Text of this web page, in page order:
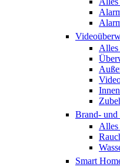
Alles
Brand- und
Alles
Smart